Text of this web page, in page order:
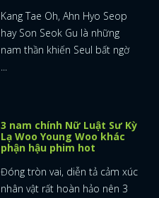
Kang Tae Oh, Ahn Hyo Seop
hay Son Seok Gu là những
nam thần khiến Seul bất ngờ
...
3 nam chính Nữ Luật Sư Kỳ
Lạ Woo Young Woo khác
phận hậu phim hot
Đóng tròn vai, diễn tả cảm xúc
nhân vật rất hoàn hảo nên 3